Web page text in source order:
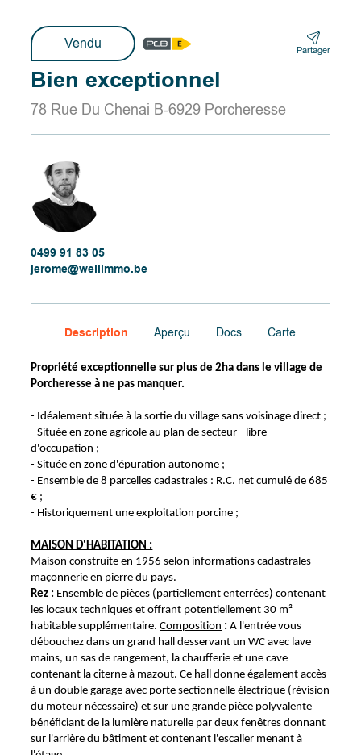
Vendu Partager
Bien exceptionnel
78 Rue Du Chenai B-6929 Porcheresse
0499 91 83 05
jerome@wellimmo.be
Description Aperçu Docs Carte
Propriété exceptionnelle sur plus de 2ha dans le village de
Porcheresse à ne pas manquer.
- Idéalement située à la sortie du village sans voisinage direct ;
- Située en zone agricole au plan de secteur - libre
d'occupation ;
- Située en zone d'épuration autonome ;
- Ensemble de 8 parcelles cadastrales : R.C. net cumulé de 685
€ ;
- Historiquement une exploitation porcine ;
MAISON D'HABITATION :
Maison construite en 1956 selon informations cadastrales -
maçonnerie en pierre du pays.
Rez : Ensemble de pièces (partiellement enterrées) contenant
les locaux techniques et offrant potentiellement 30 m²
habitable supplémentaire.Composition :A l'entrée vous
débouchez dans un grand hall desservant un WC avec lave
mains, un sas de rangement, la chaufferie et une cave
contenant la citerne à mazout. Ce hall donne également accès
à un double garage avec porte sectionnelle électrique (révision
du moteur nécessaire) et sur une grande pièce polyvalente
bénéficiant de la lumière naturelle par deux fenêtres donnant
sur l'arrière du bâtiment et contenant l'escalier menant à